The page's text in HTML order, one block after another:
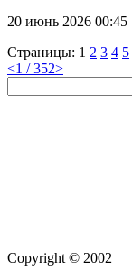
20 июнь 2026 00:45
Страницы: 1 2 3 4 5
<1 / 352>
Copyright © 2002